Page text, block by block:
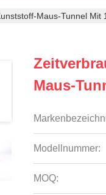
Maus-Tunnel Mit
Maus-
Modellnummer:
MOQ: